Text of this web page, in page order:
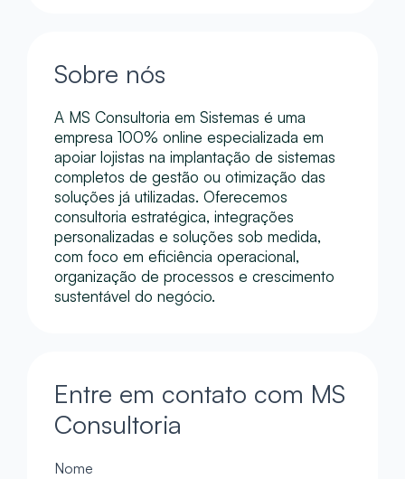
Sobre nós
A MS Consultoria em Sistemas é uma
empresa 100% online especializada em
apoiar lojistas na implantação de sistemas
completos de gestão ou otimização das
soluções já utilizadas. Oferecemos
consultoria estratégica, integrações
personalizadas e soluções sob medida,
com foco em eficiência operacional,
organização de processos e crescimento
sustentável do negócio.
Entre em contato com MS
Consultoria
Nome